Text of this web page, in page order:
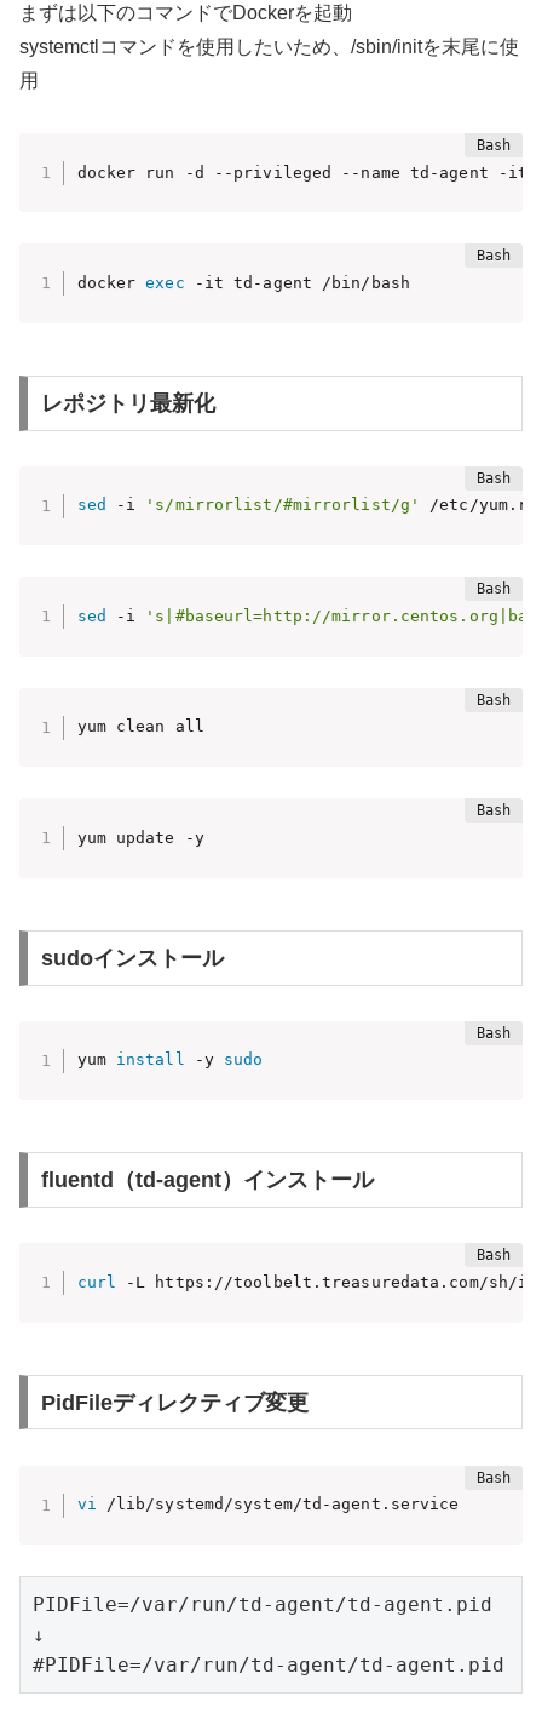
まずは以下のコマンドでDockerを起動
systemctlコマンドを使用したいため、/sbin/initを末尾に使
用
docker run -d --privileged --name td-agent -
docker exec -it td-agent /bin/bash
レポジトリ最新化
sed -i 's/mirrorlist/#mirrorlist/g' /etc/
sed -i 's|#baseurl=http://
yum clean all
yum update -y
sudoインストール
yum install -y sudo
fluentd（td-agent）インストール
curl -L https://toolbelt.treasuredata.com/sh/
PidFileディレクティブ変更
vi /lib/systemd/system/td-agent.service
PIDFile=/var/run/td-agent/td-agent.pid
↓
#PIDFile=/var/run/td-agent/td-agent.pid